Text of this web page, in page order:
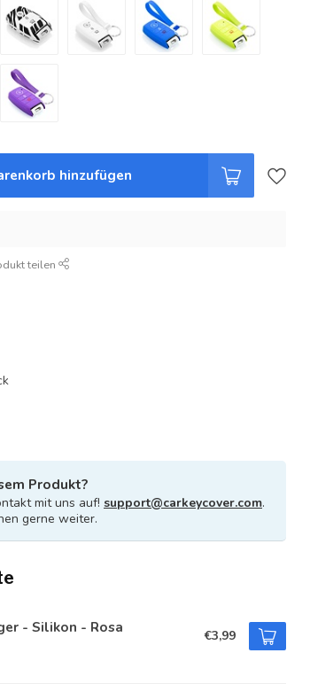
hinzufügen
teilen
Produkt?
mit uns auf! support@carkeycover.com.
gerne weiter.
- Silikon - Rosa €3,99